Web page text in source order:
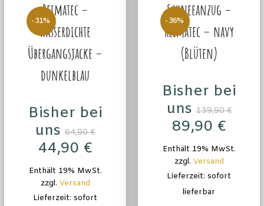
-31%
Reimatec –
wasserdichte
Übergangsjacke –
dunkelblau
Bisher bei
uns 64,90€
44,90 €
Enthält 19% MwSt.
zzgl. Versand
Lieferzeit: sofort
-36%
Schneeanzug –
Reimatec – navy
(Blüten)
Bisher bei
uns 139,90€
89,90 €
Enthält 19% MwSt.
zzgl. Versand
Lieferzeit: sofort
lieferbar